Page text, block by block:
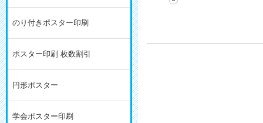
のり付きポスター印刷
ポスター印刷 枚数割引
円形ポスター
学会ポスター印刷